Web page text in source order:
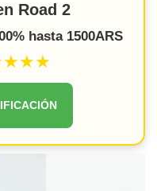
Road 2
hasta 1500ARS